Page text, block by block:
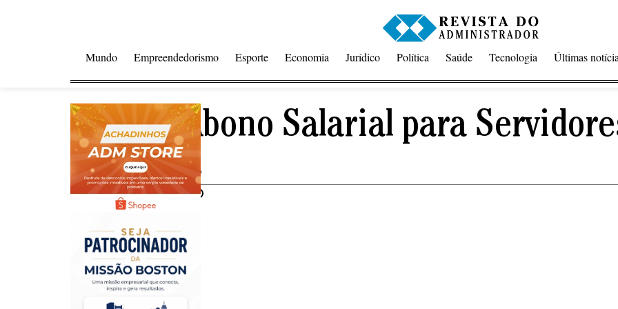
Mundo Empreendedorismo Esporte Economia Jurídico Política Saúde Tecnologia Últimas
PASEP: Abono Salarial para
Públicos.
Compartilhar notícia